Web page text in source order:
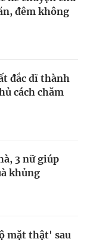
đêm không
đắc dĩ thành
cách chăm
3 nữ giúp
khủng
mặt thật' sau